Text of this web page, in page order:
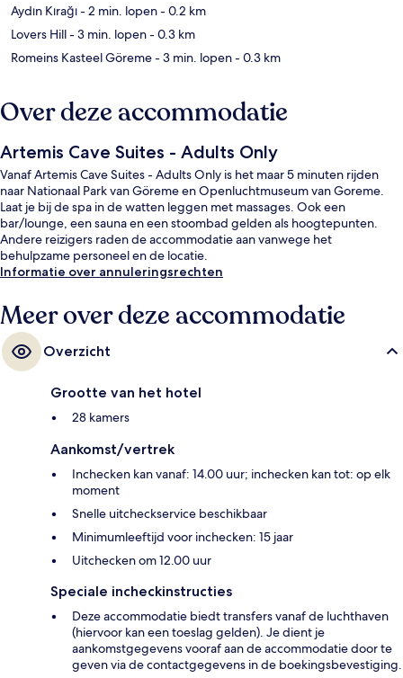
Aydın Kırağı- 2 min. lopen- 0.2 km
Lovers Hill- 3 min. lopen- 0.3 km
Romeins Kasteel Göreme- 3 min. lopen- 0.3 km
Over deze accommodatie
Artemis Cave Suites - Adults Only
Vanaf Artemis Cave Suites - Adults Only is het maar 5 minuten rijden
naar Nationaal Park van Göreme en Openluchtmuseum van Goreme.
Laat je bij de spa in de watten leggen met massages. Ook een
bar/lounge, een sauna en een stoombad gelden als hoogtepunten.
Andere reizigers raden de accommodatie aan vanwege het
behulpzame personeel en de locatie.
Informatie over annuleringsrechten
Meer over deze accommodatie
Overzicht
Grootte van het hotel
28 kamers
Aankomst/vertrek
Inchecken kan vanaf: 14.00 uur; inchecken kan tot: op elk
moment
Snelle uitcheckservice beschikbaar
Minimumleeftijd voor inchecken: 15 jaar
Uitchecken om 12.00 uur
Speciale incheckinstructies
Deze accommodatie biedt transfers vanaf de luchthaven
(hiervoor kan een toeslag gelden). Je dient je
aankomstgegevens vooraf aan de accommodatie door te
geven via de contactgegevens in de boekingsbevestiging.